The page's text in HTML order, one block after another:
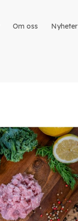
Om oss Nyheter